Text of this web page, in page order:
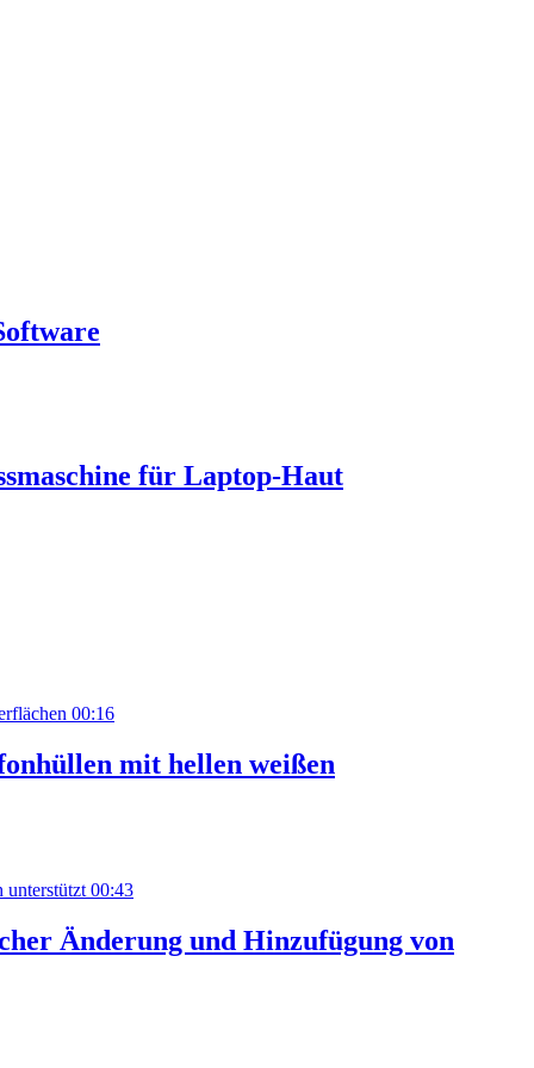
für Laptop-Haut
00:16
mit hellen weißen
00:43
Änderung und Hinzufügung von